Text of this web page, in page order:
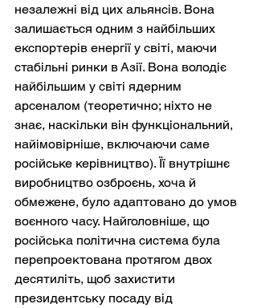
незалежні від цих альянсів. Вона
залишається одним з найбільших
експортерів енергії у світі, маючи
стабільні ринки в Азії. Вона володіє
найбільшим у світі ядерним
арсеналом (теоретично; ніхто не
знає, наскільки він функціональний,
найімовірніше, включаючи саме
російське керівництво). Її внутрішнє
виробництво озброєнь, хоча й
обмежене, було адаптовано до умов
воєнного часу. Найголовніше, що
російська політична система була
перепроектована протягом двох
десятиліть, щоб захистити
президентську посаду від